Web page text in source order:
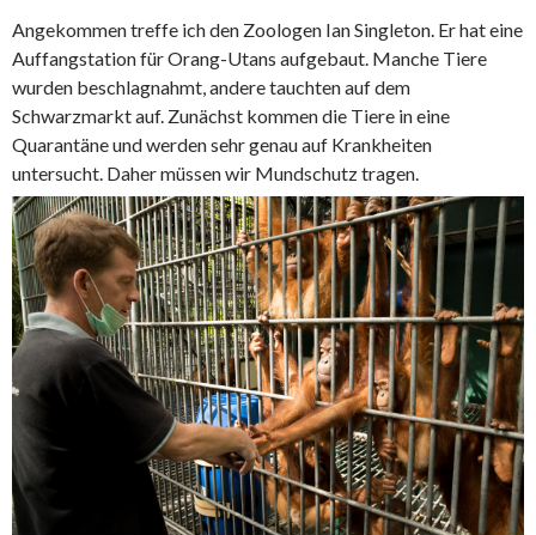
Angekommen treffe ich den Zoologen Ian Singleton. Er hat eine
Auffangstation für Orang-Utans aufgebaut. Manche Tiere
wurden beschlagnahmt, andere tauchten auf dem
Schwarzmarkt auf. Zunächst kommen die Tiere in eine
Quarantäne und werden sehr genau auf Krankheiten
untersucht. Daher müssen wir Mundschutz tragen.